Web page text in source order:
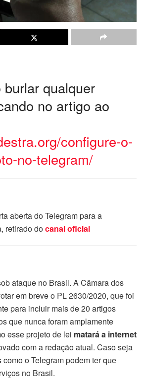
qualquer
no artigo ao
configure-o-
no-telegram/
aberta do Telegram para a
retirado docanal oficial
ataque no Brasil. A Câmara dos
em breve o PL 2630/2020, que foi
para incluir mais de 20 artigos
que nunca foram amplamente
esse projeto de lei matará a internet
com a redação atual. Caso seja
o Telegram podem ter que
no Brasil.